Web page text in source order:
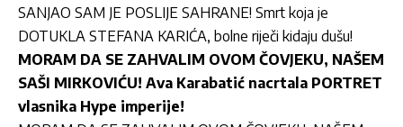
SANJAO SAM JE POSLIJE SAHRANE! Smrt koja je
DOTUKLA STEFANA KARIĆA, bolne riječi kidaju dušu!
MORAM DA SE ZAHVALIM OVOM ČOVJEKU, NAŠEM
SAŠI MIRKOVIĆU! Ava Karabatić nacrtala PORTRET
vlasnika Hype imperije!